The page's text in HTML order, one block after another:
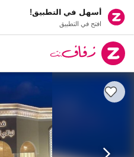
أسهل في التطبيق!
افتح في التطبيق